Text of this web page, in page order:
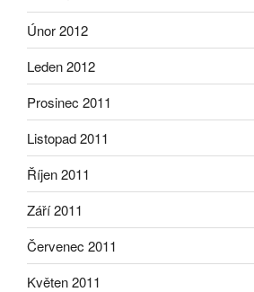
Únor 2012
Leden 2012
Prosinec 2011
Listopad 2011
Říjen 2011
Září 2011
Červenec 2011
Květen 2011